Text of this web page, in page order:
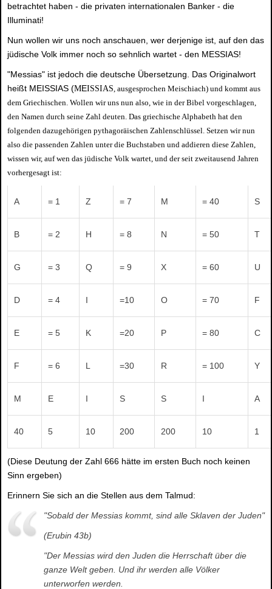
betrachtet haben - die privaten internationalen Banker - die
Illuminati!
Nun wollen wir uns noch anschauen, wer derjenige ist, auf den das
jüdische Volk immer noch so sehnlich wartet - den MESSIAS!
"Messias" ist jedoch die deutsche Übersetzung. Das Originalwort
heißt MEISSIAS (MEISSIAS , ausgesprochen Meischiach) und kommt aus
dem Griechischen. Wollen wir uns nun also, wie in der Bibel vorgeschlagen,
den Namen durch seine Zahl deuten. Das griechische Alphabeth hat den
folgenden dazugehörigen pythagoräischen Zahlenschlüssel. Setzen wir nun
also die passenden Zahlen unter die Buchstaben und addieren diese Zahlen,
wissen wir, auf wen das jüdische Volk wartet, und der seit zweitausend Jahren
vorhergesagt ist:
A = 1 Z = 7 M = 40 S
B = 2 H = 8 N = 50 T
G = 3 Q = 9 X = 60 U
D = 4 I =10 O = 70 F
E = 5 K =20 P = 80 C
F = 6 L =30 R = 100 Y
M E I S S I A
40 5 10 200 200 10 1
(Diese Deutung der Zahl 666 hätte im ersten Buch noch keinen
Sinn ergeben)
Erinnern Sie sich an die Stellen aus dem Talmud:
"Sobald der Messias kommt, sind alle Sklaven der Juden"
(Erubin 43b)
"Der Messias wird den Juden die Herrschaft über die
ganze Welt geben. Und ihr werden alle Völker
unterworfen werden.